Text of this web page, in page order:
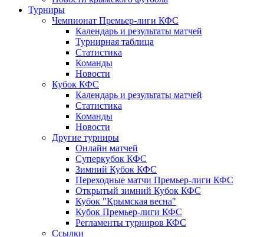
Турниры
Чемпионат Премьер-лиги КФС
Календарь и результаты матчей
Турнирная таблица
Статистика
Команды
Новости
Кубок КФС
Календарь и результаты матчей
Статистика
Команды
Новости
Другие турниры
Онлайн матчей
Суперкубок КФС
Зимний Кубок КФС
Переходные матчи Премьер-лиги КФС
Открытый зимний Кубок КФС
Кубок "Крымская весна"
Кубок Премьер-лиги КФС
Регламенты турниров КФС
Ссылки